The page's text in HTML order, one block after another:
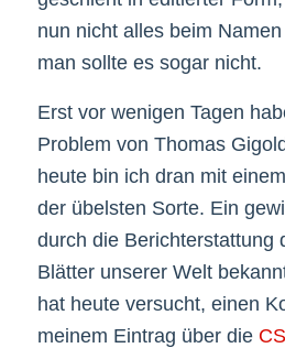
nun nicht alles beim
man sollte es sogar nicht.
Erst vor wenigen Tagen
Problem von Thomas
heute bin ich dran mit
der übelsten Sorte. Ein
durch die Berichterstattung
Blätter unserer Welt
hat heute versucht, einen
meinem Eintrag über die